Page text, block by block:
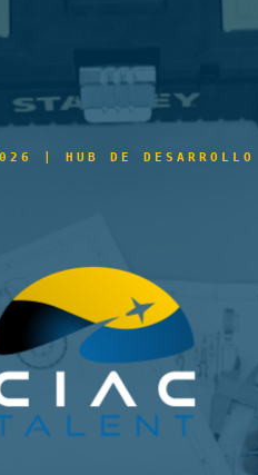
| HUB DE DESARROLLO